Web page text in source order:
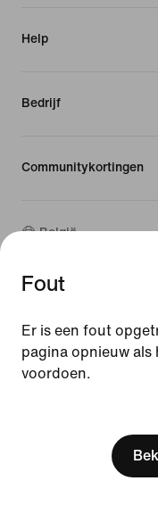
Update your
België
Fout
Er is een fout
pagina opnieuw
voordoen.
Help
Bedrijf
Communitykortingen
België
© 2026
Gebruiksvoorwaarden
Verkoopvoorwaarden
Bedrijfsgegevens